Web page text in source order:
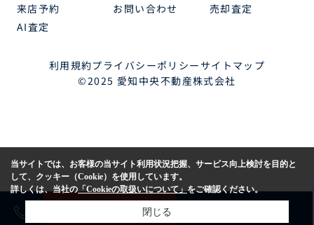
来店予約 お問い合わせ
売却査定
AI査定
利用規約プライバシーポリシーサイトマップ
©2025 愛知中央不動産株式会社
当サイトでは、お客様の当サイト利用状況把握、サービス向上検討を目的と
して、クッキー（Cookie）を使用しています。
詳しくは、当社の「Cookieの取扱いについて」をご確認ください。
閉じる